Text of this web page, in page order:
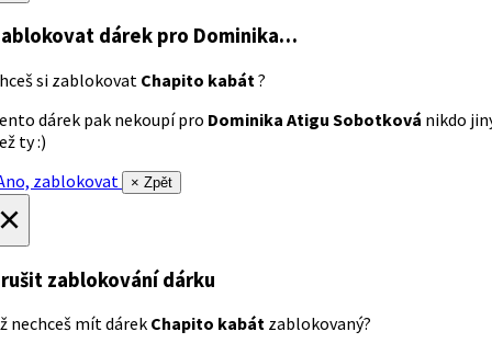
dárek pro Dominika…
si zablokovat Chapito kabát ?
dárek pak nekoupí pro Dominika Atigu Sobotková nikdo
ty :)
zablokovat
× Zpět
zablokování dárku
nechceš mít dárek Chapito kabát zablokovaný?